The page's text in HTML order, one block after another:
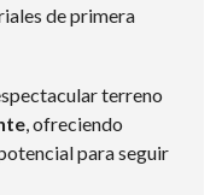
de primera
terreno
, ofreciendo
para seguir